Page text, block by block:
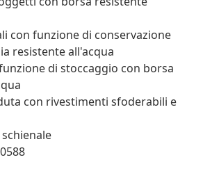
con funzione di conservazione
resistente all'acqua
di stoccaggio con borsa
con rivestimenti sfoderabili e